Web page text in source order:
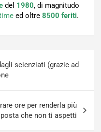
del 1980, di magnitudo
ed oltre 8500 feriti.
scienziati (grazie ad
ore per renderla più
che non ti aspetti